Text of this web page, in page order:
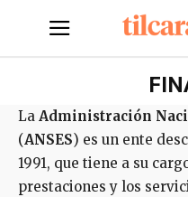
La Administración
(ANSES) es un ente
1991, que tiene a su
prestaciones y los